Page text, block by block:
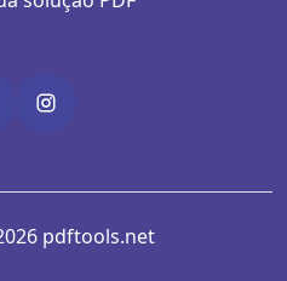
pdftools.net